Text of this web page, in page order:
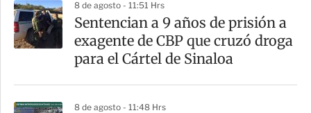
8 de agosto - 11:51 Hrs
Sentencian a 9 años de prisión a
exagente de CBP que cruzó droga
para el Cártel de Sinaloa
8 de agosto - 11:48 Hrs